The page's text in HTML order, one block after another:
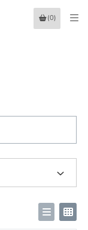
(0)